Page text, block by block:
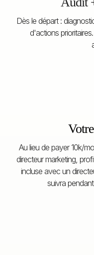
Dès le départ :
d'actions
Au lieu de payer 10k/
directeur marketing,
incluse avec un
suivra